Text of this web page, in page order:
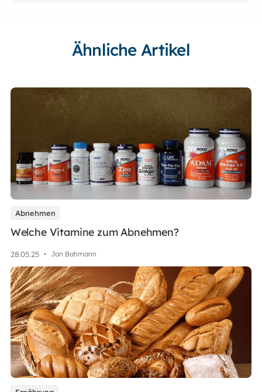
Ähnliche Artikel
Abnehmen
Welche Vitamine zum Abnehmen?
28.05.25 • Jan Bahmann